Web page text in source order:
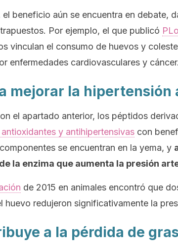
beneficio aún se encuentra en debate,
Por ejemplo, el que publicó
vinculan el consumo de huevos y
enfermedades cardiovasculares y cáncer.
mejorar la hipertensión
el apartado anterior, los péptidos
y antihipertensivas con
se encuentran en la yema, y
la enzima que aumenta la presión
de 2015 en animales encontró que
huevo redujeron significativamente la
a la pérdida de